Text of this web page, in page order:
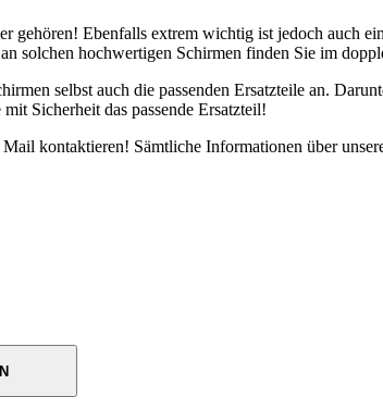
gehören! Ebenfalls extrem wichtig ist jedoch auch
solchen hochwertigen Schirmen finden Sie im
selbst auch die passenden Ersatzteile an.
Sicherheit das passende Ersatzteil!
kontaktieren! Sämtliche Informationen über